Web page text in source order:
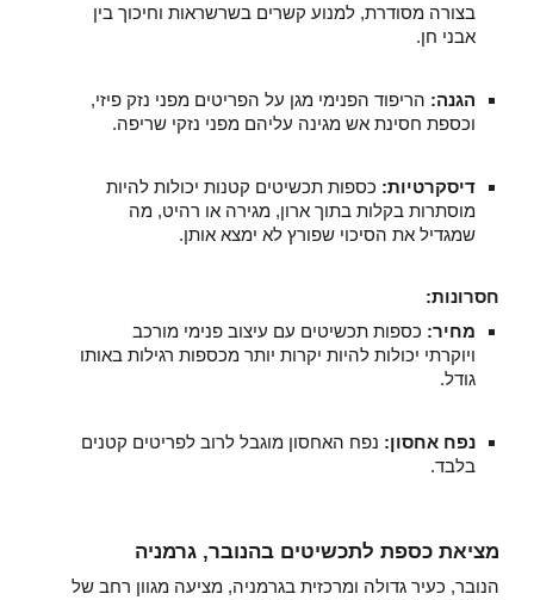
בצורה מסודרת, למנוע קשרים בשרשראות וחיכוך בין
אבני חן.
הגנה: הריפוד הפנימי מגן על הפריטים מפני נזק פיזי,
וכספת חסינת אש מגינה עליהם מפני נזקי שריפה.
דיסקרטיות: כספות תכשיטים קטנות יכולות להיות
מוסתרות בקלות בתוך ארון, מגירה או רהיט, מה
שמגדיל את הסיכוי שפורץ לא ימצא אותן.
חסרונות:
מחיר: כספות תכשיטים עם עיצוב פנימי מורכב
ויוקרתי יכולות להיות יקרות יותר מכספות רגילות באותו
גודל.
נפח אחסון: נפח האחסון מוגבל לרוב לפריטים קטנים
בלבד.
מציאת כספת לתכשיטים בהנובר, גרמניה
הנובר, כעיר גדולה ומרכזית בגרמניה, מציעה מגוון רחב של